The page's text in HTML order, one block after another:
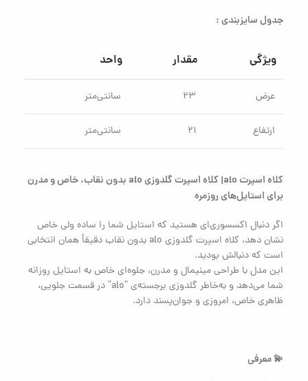
جدول سایزبندی :
ویژگی مقدار واحد
عرض ۲۳ سانتی‌متر
ارتفاع ۲۱ سانتی‌متر
کلاه اسپرت alo| کلاه اسپرت گلدوزی alo بدون نقاب، خاص و مدرن
برای استایل‌های روزمره
اگر دنبال اکسسوری‌ای هستید که استایل شما را ساده ولی خاص
نشان دهد، کلاه اسپرت گلدوزی alo بدون نقاب دقیقاً همان انتخابی
است که دنبالش بودید.
این مدل با طراحی مینیمال و مدرن، جلوه‌ای خاص به استایل روزانه
شما می‌دهد و به‌خاطر گلدوزی برجسته‌ی “alo” در قسمت جلویی،
ظاهری خاص، امروزی و جوان‌پسند دارد.
💫 معرفی